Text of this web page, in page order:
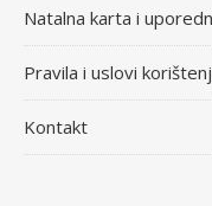
Natalna karta i
Pravila i uslovi
Kontakt